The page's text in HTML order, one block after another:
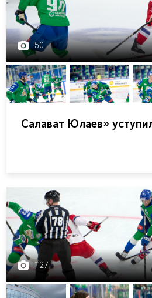
50
Салават Юлаев»
127